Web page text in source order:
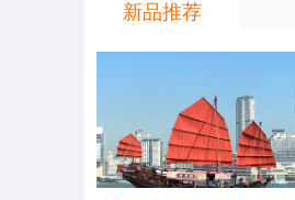
新品推荐